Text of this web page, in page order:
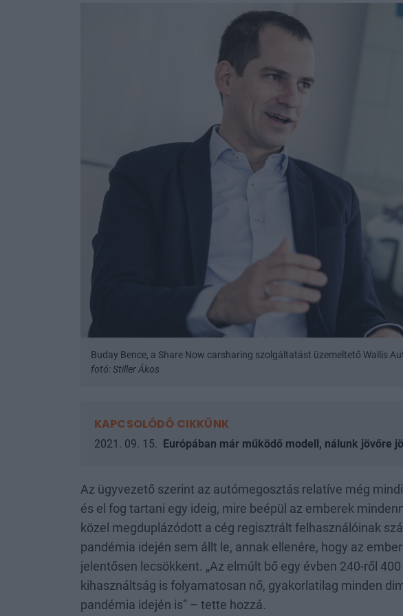
Buday Bence, a Share Now carsharing szolgáltatást üzemeltető Wallis
fotó: Stiller Ákos
KAPCSOLÓDÓ CIKKÜNK
2021. 09. 15. Európában már működő modell, nálunk jövőre
Az ügyvezető szerint az autómegosztás relatíve még
és el fog tartani egy ideig, mire beépül az emberek
közel megduplázódott a cég regisztrált felhasználóinak
pandémia idején sem állt le, annak ellenére, hogy az
jelentősen lecsökkent. „Az elmúlt bő egy évben 240-ről
kihasználtság is folyamatosan nő, gyakorlatilag minden
pandémia idején is” – tette hozzá.